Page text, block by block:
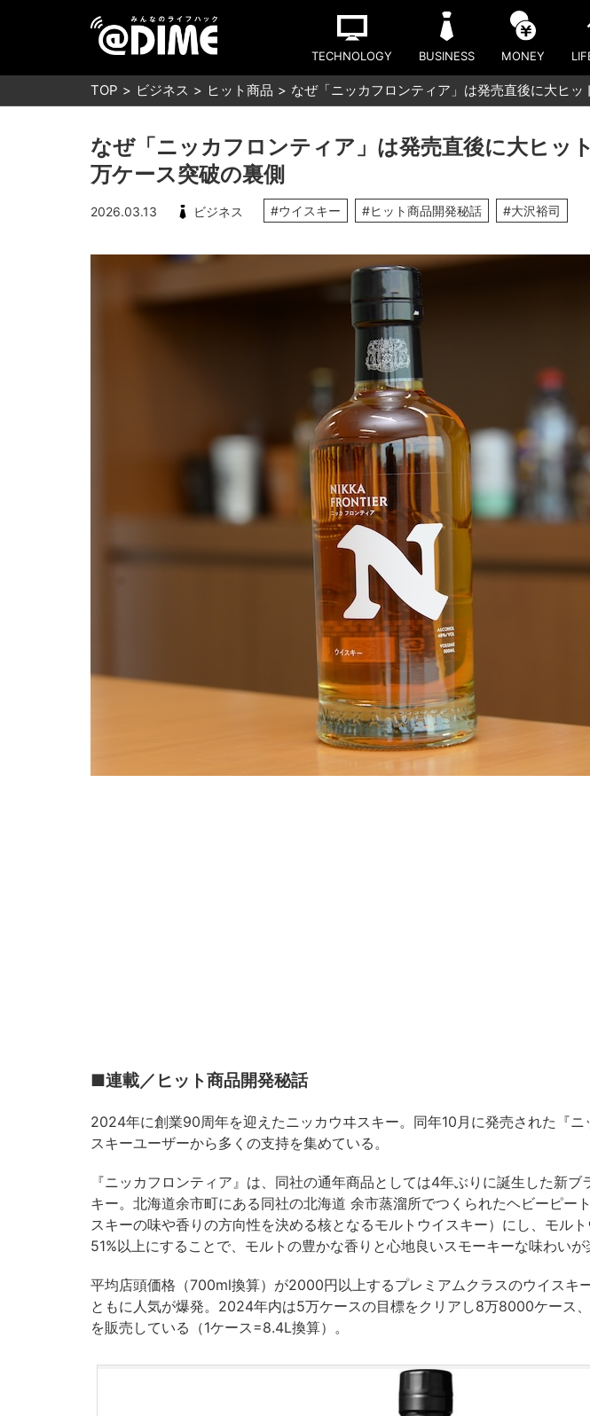
TECHNOLOGY BUSINESS MONEY
TOP ビジネス ヒット商品 なぜ「ニッカフロンティア」は発売直後に大ヒ
なぜ「ニッカフロンティア」は発売直後に大ヒッ
万ケース突破の裏側
2026.03.13 ビジネス #ウイスキー #ヒット商品開発秘話 #大沢裕司
■連載／ヒット商品開発秘話
2024年に創業90周年を迎えたニッカウヰスキー。同年10月に発売された『ニ
スキーユーザーから多くの支持を集めている。
『ニッカフロンティア』は、同社の通年商品としては4年ぶりに誕生した新ブ
キー。北海道余市町にある同社の北海道 余市蒸溜所でつくられたヘビーピー
スキーの味や香りの方向性を決める核となるモルトウイスキー）にし、モル
51%以上にすることで、モルトの豊かな香りと心地良いスモーキーな味わいが
平均店頭価格（700ml換算）が2000円以上するプレミアムクラスのウイスキ
ともに人気が爆発。2024年内は5万ケースの目標をクリアし8万8000ケース
を販売している（1ケース=8.4L換算）。